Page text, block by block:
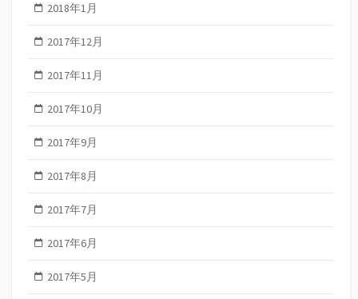
2018年1月
2017年12月
2017年11月
2017年10月
2017年9月
2017年8月
2017年7月
2017年6月
2017年5月